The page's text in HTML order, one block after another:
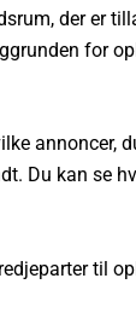
der er
for
annoncer,
Du kan se
til